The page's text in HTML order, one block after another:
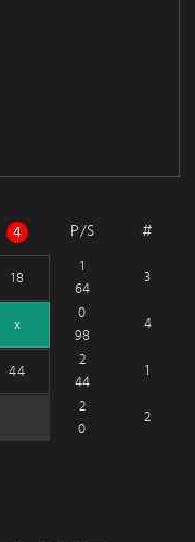
4 P/S #
18
1
64
3
x
0
98
4
44
2
44
1
2
0
2